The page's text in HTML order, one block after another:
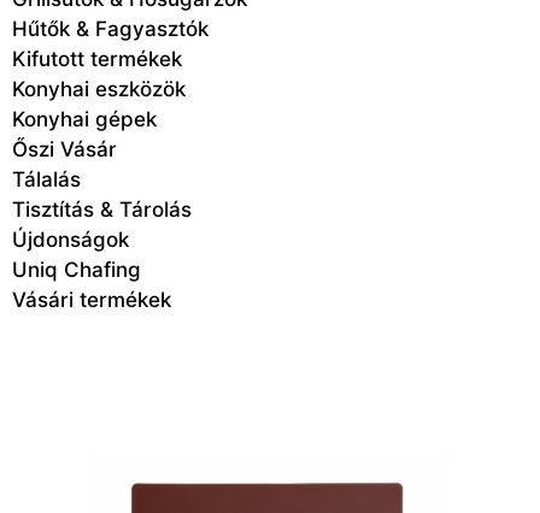
Hűtők & Fagyasztók
Kifutott termékek
Konyhai eszközök
Konyhai gépek
Őszi Vásár
Tálalás
Tisztítás & Tárolás
Újdonságok
Uniq Chafing
Vásári termékek